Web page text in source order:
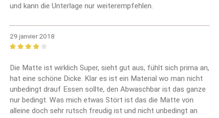
und kann die Unterlage nur weiterempfehlen.
29 janvier 2018
Die Matte ist wirklich Super, sieht gut aus, fühlt sich prima an,
hat eine schöne Dicke. Klar es ist ein Material wo man nicht
unbedingt drauf Essen sollte, den Abwaschbar ist das ganze
nur bedingt. Was mich etwas Stört ist das die Matte von
alleine doch sehr rutsch freudig ist und nicht unbedingt an